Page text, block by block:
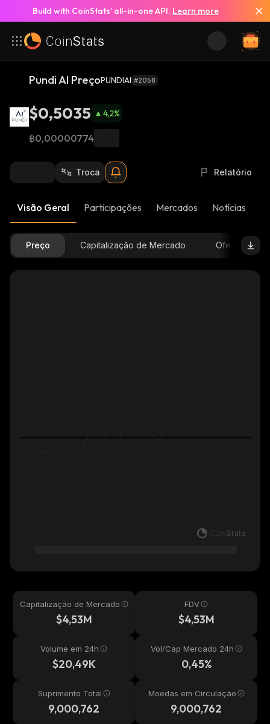
Build with CoinStats’ all-in-one API. Learn more
Pundi AI PreçoPUNDIAI #2058
$0,5035 4,2%
฿0,00000774
Troca Relatório
Visão Geral Participações Mercados Notícias
Preço Capitalização de Mercado Oferta
Capitalização de Mercado
$4,53M
FDV
$4,53M
Volume em 24h
$20,49K
Vol/Cap Mercado 24h
0,45%
Suprimento Total
9,000,762
Moedas em Circulação
9,000,762